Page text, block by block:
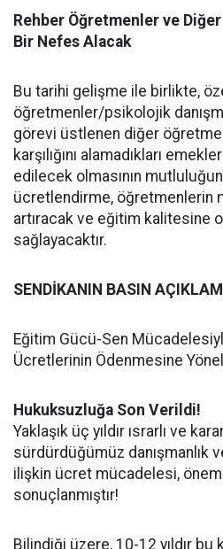
Rehber Öğretmenler ve
Bir Nefes Alacak
Bu tarihi gelişme ile birlikte,
öğretmenler/psikolojik
görevi üstlenen diğer
karşılığını alamadıkları
edilecek olmasının
ücretlendirme, öğretmenlerin
artıracak ve eğitim kalitesine
sağlayacaktır.
SENDİKANIN BASIN
Eğitim Gücü-Sen
Ücretlerinin Ödenmesine
Hukuksuzluğa Son Verildi!
Yaklaşık üç yıldır ısrarlı ve
sürdürdüğümüz danışmanlık
ilişkin ücret mücadelesi,
sonuçlanmıştır!
Bilindiği üzere, 10-12 yıldır bu